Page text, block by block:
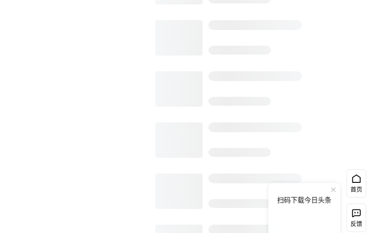
首页
反馈
扫码下载今日头条